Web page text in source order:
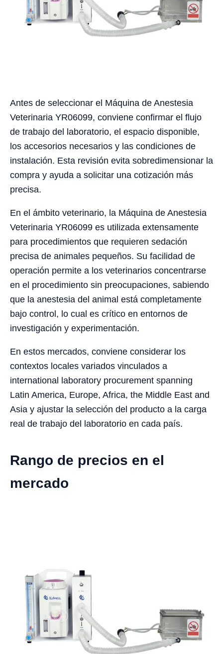
Antes de seleccionar el Máquina de Anestesia
Veterinaria YR06099, conviene confirmar el flujo
de trabajo del laboratorio, el espacio disponible,
los accesorios necesarios y las condiciones de
instalación. Esta revisión evita sobredimensionar la
compra y ayuda a solicitar una cotización más
precisa.
En el ámbito veterinario, la Máquina de Anestesia
Veterinaria YR06099 es utilizada extensamente
para procedimientos que requieren sedación
precisa de animales pequeños. Su facilidad de
operación permite a los veterinarios concentrarse
en el procedimiento sin preocupaciones, sabiendo
que la anestesia del animal está completamente
bajo control, lo cual es crítico en entornos de
investigación y experimentación.
En estos mercados, conviene considerar los
contextos locales variados vinculados a
international laboratory procurement spanning
Latin America, Europe, Africa, the Middle East and
Asia y ajustar la selección del producto a la carga
real de trabajo del laboratorio en cada país.
Rango de precios en el
mercado